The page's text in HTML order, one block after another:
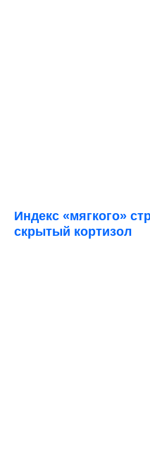
Индекс «мягкого»
скрытый кортизол